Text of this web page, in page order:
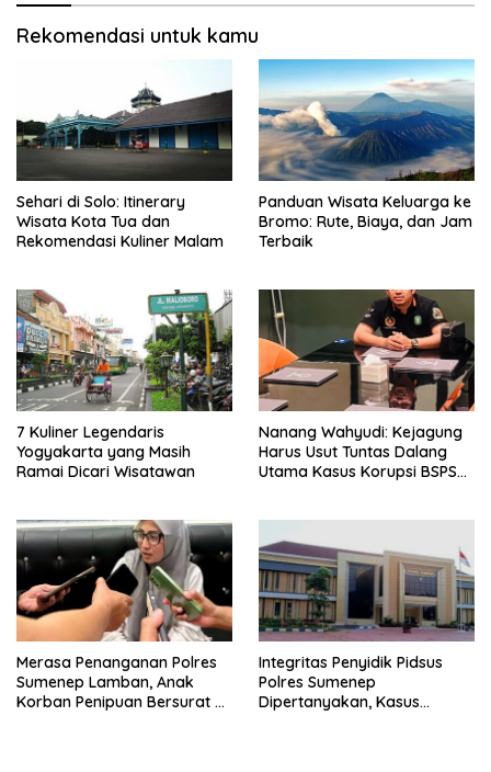
Rekomendasi untuk kamu
Sehari di Solo: Itinerary
Wisata Kota Tua dan
Rekomendasi Kuliner Malam
Panduan Wisata Keluarga ke
Bromo: Rute, Biaya, dan Jam
Terbaik
7 Kuliner Legendaris
Yogyakarta yang Masih
Ramai Dicari Wisatawan
Nanang Wahyudi: Kejagung
Harus Usut Tuntas Dalang
Utama Kasus Korupsi BSPS
Merasa Penanganan Polres
Sumenep Lamban, Anak
Korban Penipuan Bersurat ke
Integritas Penyidik Pidsus
Polres Sumenep
Dipertanyakan, Kasus